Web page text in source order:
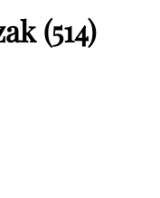
(514)